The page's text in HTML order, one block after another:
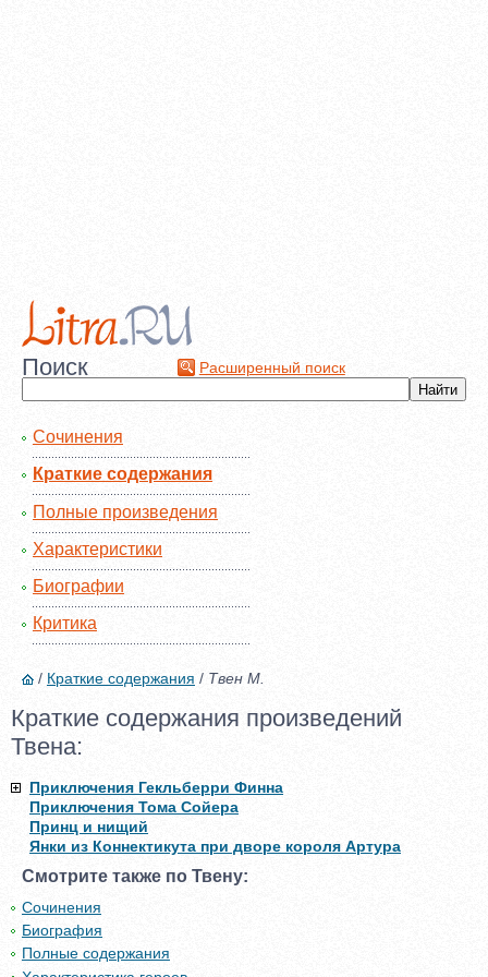
Поиск Расширенный поиск
Сочинения
Краткие содержания
Полные произведения
Характеристики
Биографии
Критика
/ Краткие содержания / Твен М.
Краткие содержания произведений
Твена:
Приключения Гекльберри Финна
Приключения Тома Сойера
Принц и нищий
Янки из Коннектикута при дворе короля Артура
Смотрите также по Твену:
Сочинения
Биография
Полные содержания